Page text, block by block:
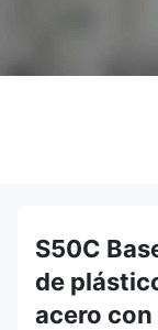
S50C
de
acero